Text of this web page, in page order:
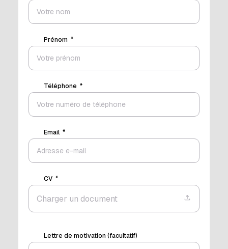
Prénom
Téléphone
Email
CV
Charger un document
Lettre de motivation (facultatif)